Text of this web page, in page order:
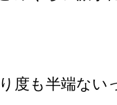
度も半端ない